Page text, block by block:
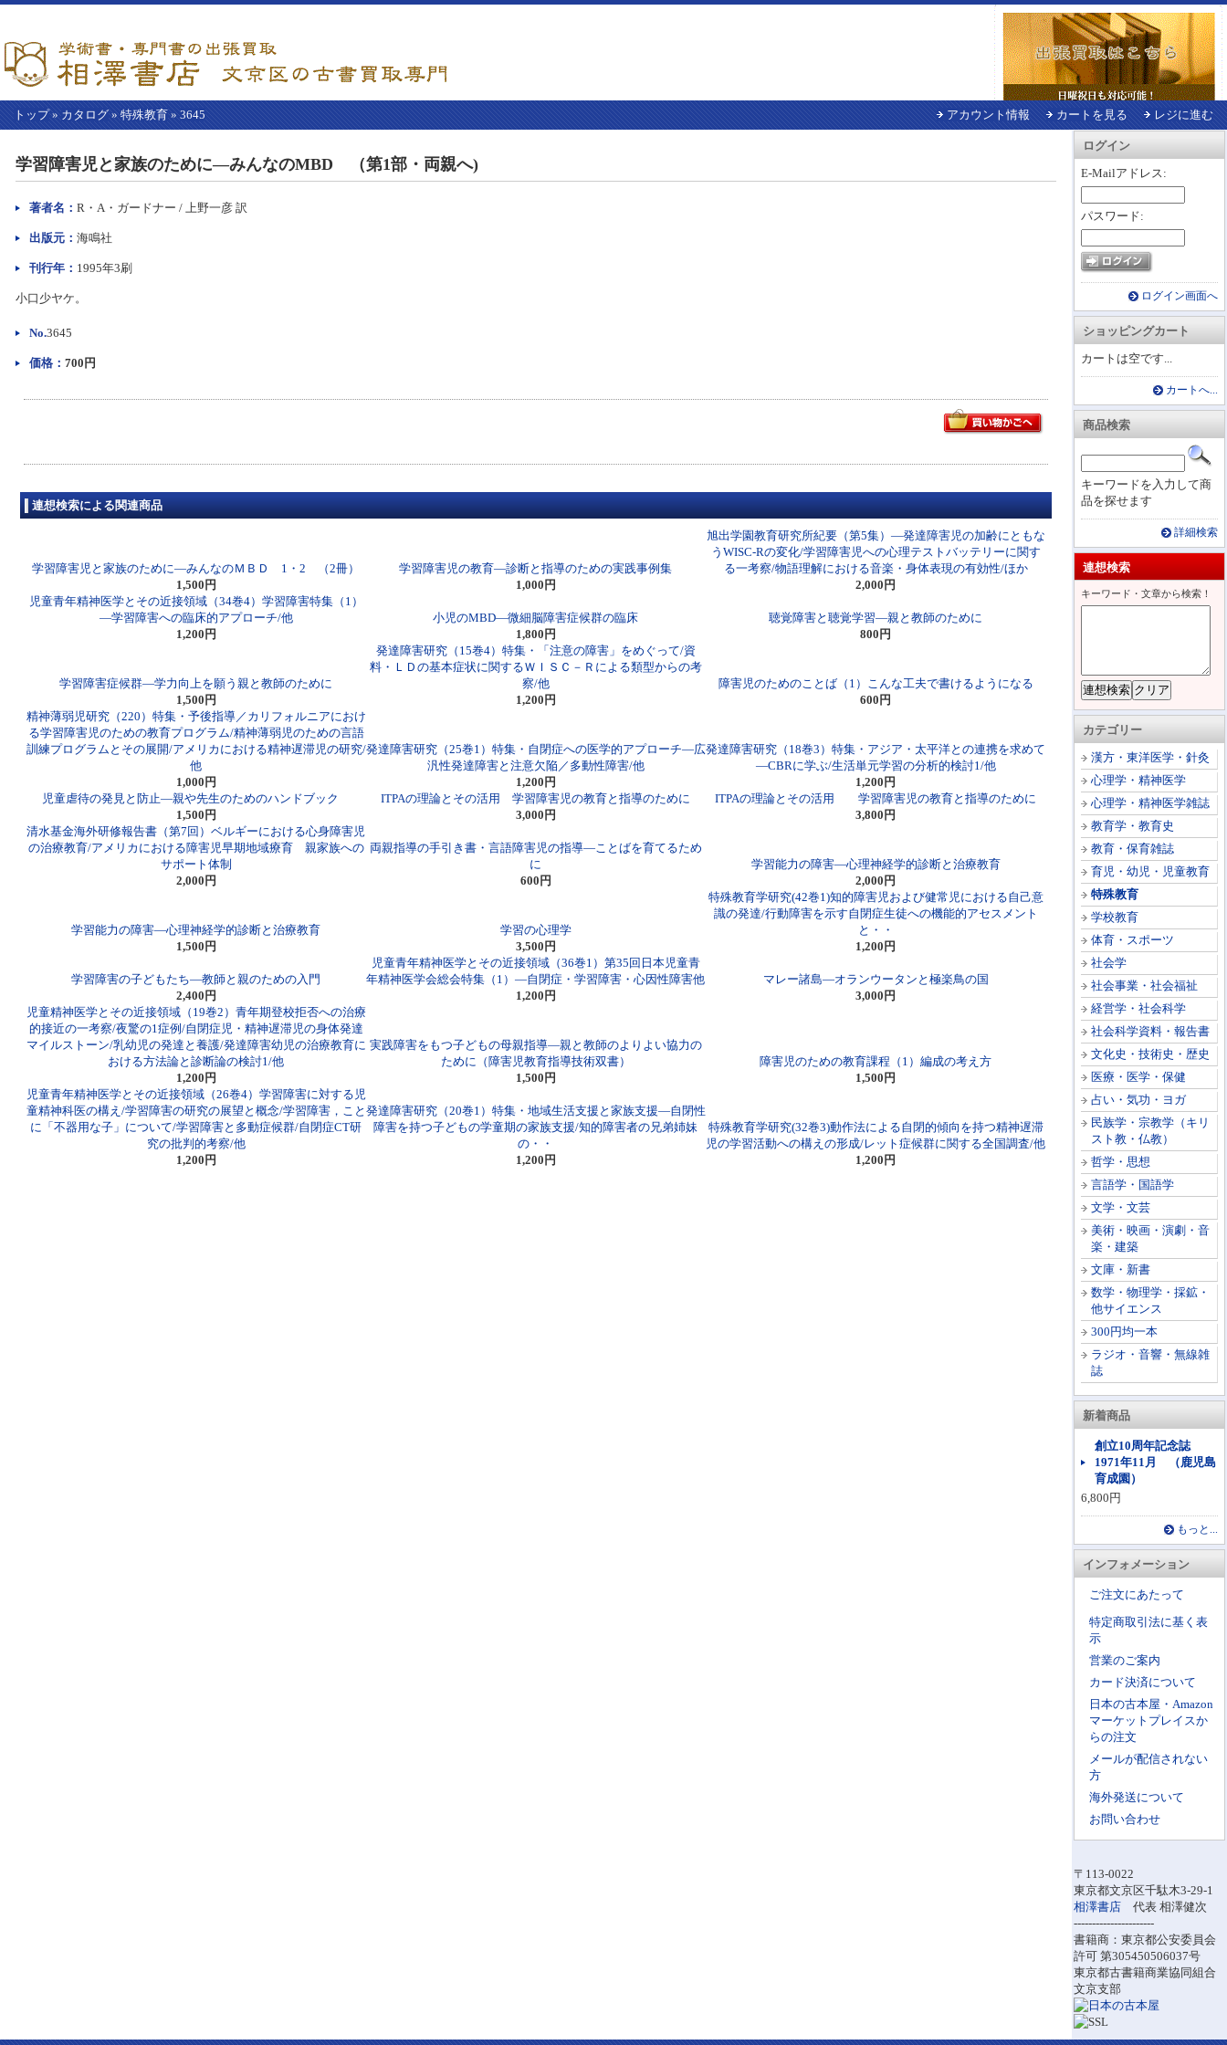
トップ» カタログ » 特殊教育 » 3645 アカウント情報 カートを見る レジに進む
ログイン
E-Mailアドレス:
パスワード:
ログイン画面へ
ショッピングカート
カートは空です...
カートへ...
商品検索
キーワードを入力して商
品を探せます
詳細検索
連想検索
キーワード・文章から検索！
カテゴリー
漢方・東洋医学・針灸
心理学・精神医学
心理学・精神医学雑誌
教育学・教育史
教育・保育雑誌
育児・幼児・児童教育
特殊教育
学校教育
体育・スポーツ
社会学
社会事業・社会福祉
経営学・社会科学
社会科学資料・報告書
文化史・技術史・歴史
医療・医学・保健
占い・気功・ヨガ
民族学・宗教学（キリ
スト教・仏教）
哲学・思想
言語学・国語学
文学・文芸
美術・映画・演劇・音
楽・建築
文庫・新書
数学・物理学・採鉱・
他サイエンス
300円均一本
ラジオ・音響・無線雑
誌
新着商品
創立10周年記念誌
1971年11月 （鹿児島
育成園）
6,800円
もっと...
インフォメーション
ご注文にあたって
特定商取引法に基く表
示
営業のご案内
カード決済について
日本の古本屋・Amazon
マーケットプレイスか
らの注文
メールが配信されない
方
海外発送について
お問い合わせ
〒113-0022
東京都文京区千駄木3-29-1
相澤書店 代表 相澤健次
----------------------
書籍商：東京都公安委員会
許可 第305450506037号
東京都古書籍商業協同組合
文京支部
か
本
学習障害児と家族のために―みんなのMBD （第1部・両親へ)
著者名： R・A・ガードナー / 上野一彦 訳
出版元： 海鳴社
刊行年： 1995年3刷
小口少ヤケ。
No.3645
価格： 700円
連想検索による関連商品
学習障害児と家族のために―みんなのＭＢＤ 1・2 （2冊）
1,500円
学習障害児の教育―診断と指導のための実践事例集
1,000円
旭出学園教育研究所紀要（第5集）―発達障害児の加齢にともな
うWISC-Rの変化/学習障害児への心理テストバッテリーに関す
る一考察/物語理解における音楽・身体表現の有効性/ほか
2,000円
児童青年精神医学とその近接領域（34巻4）学習障害特集（1）
―学習障害への臨床的アプローチ/他
1,200円
小児のMBD―微細脳障害症候群の臨床
1,800円
聴覚障害と聴覚学習―親と教師のために
800円
学習障害症候群―学力向上を願う親と教師のために
1,500円
発達障害研究（15巻4）特集・「注意の障害」をめぐって/資
料・ＬＤの基本症状に関するＷＩＳＣ－Ｒによる類型からの考
察/他
1,200円
障害児のためのことば（1）こんな工夫で書けるようになる
600円
精神薄弱児研究（220）特集・予後指導／カリフォルニアにおけ
る学習障害児のための教育プログラム/精神薄弱児のための言語
訓練プログラムとその展開/アメリカにおける精神遅滞児の研究/
他
1,000円
発達障害研究（25巻1）特集・自閉症への医学的アプローチ―広
汎性発達障害と注意欠陥／多動性障害/他
1,200円
発達障害研究（18巻3）特集・アジア・太平洋との連携を求めて
―CBRに学ぶ/生活単元学習の分析的検討1/他
1,200円
児童虐待の発見と防止―親や先生のためのハンドブック
1,500円
ITPAの理論とその活用 学習障害児の教育と指導のために
3,000円
ITPAの理論とその活用 学習障害児の教育と指導のために
3,800円
清水基金海外研修報告書（第7回）ベルギーにおける心身障害児
の治療教育/アメリカにおける障害児早期地域療育 親家族への
サポート体制
2,000円
両親指導の手引き書・言語障害児の指導―ことばを育てるため
に
600円
学習能力の障害―心理神経学的診断と治療教育
2,000円
学習能力の障害―心理神経学的診断と治療教育
1,500円
学習の心理学
3,500円
特殊教育学研究(42巻1)知的障害児および健常児における自己意
識の発達/行動障害を示す自閉症生徒への機能的アセスメント
と・・
1,200円
学習障害の子どもたち―教師と親のための入門
2,400円
児童青年精神医学とその近接領域（36巻1）第35回日本児童青
年精神医学会総会特集（1）―自閉症・学習障害・心因性障害他
1,200円
マレー諸島―オランウータンと極楽鳥の国
3,000円
児童精神医学とその近接領域（19巻2）青年期登校拒否への治療
的接近の一考察/夜驚の1症例/自閉症児・精神遅滞児の身体発達
マイルストーン/乳幼児の発達と養護/発達障害幼児の治療教育に
おける方法論と診断論の検討1/他
1,200円
実践障害をもつ子どもの母親指導―親と教師のよりよい協力の
ために（障害児教育指導技術双書）
1,500円
障害児のための教育課程（1）編成の考え方
1,500円
児童青年精神医学とその近接領域（26巻4）学習障害に対する児
童精神科医の構え/学習障害の研究の展望と概念/学習障害，こと
に「不器用な子」について/学習障害と多動症候群/自閉症CT研
究の批判的考察/他
1,200円
発達障害研究（20巻1）特集・地域生活支援と家族支援―自閉性
障害を持つ子どもの学童期の家族支援/知的障害者の兄弟姉妹
の・・
1,200円
特殊教育学研究(32巻3)動作法による自閉的傾向を持つ精神遅滞
児の学習活動への構えの形成/レット症候群に関する全国調査/他
1,200円